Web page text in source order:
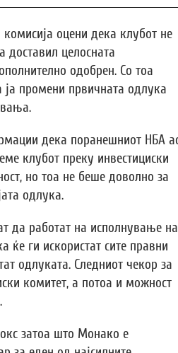
оцени дека клубот не
доставил целосната
одобрен. Со тоа
промени првичната одлука
дека поранешниот НБА
клубот преку инвестициски
но тоа не беше доволно за
одлука.
да работат на исполнување на
ќе ги искористат сите правни
одлуката. Следниот чекор за
комитет, а потоа и можност
затоа што Монако е